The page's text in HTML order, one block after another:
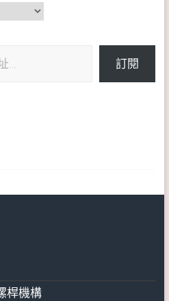
訂閱
桿機構